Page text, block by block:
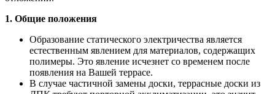
1. Общие положения
Образование статического электричества является
естественным явлением для материалов, содержащих
полимеры. Это явление исчезнет со временем после
появления на Вашей террасе.
В случае частичной замены доски, террасные доски из